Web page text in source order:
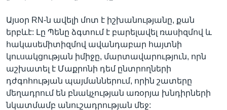
Այսօր RN-ն ավելի մոտ է իշխանությանը, քան
երբևէ: Լը Պենը ձգտում է բարելավել ռասիզմով և
հակասեմիտիզմով ավանդաբար հայտնի
կուսակցության իմիջը, մարտավարություն, որն
աշխատել է Մաքրոնի դեմ ընտրողների
դժգոհության պայմաններում, որին շատերը
մեղադրում են բնակչության առօրյա խնդիրների
նկատմամբ անուշադրության մեջ: